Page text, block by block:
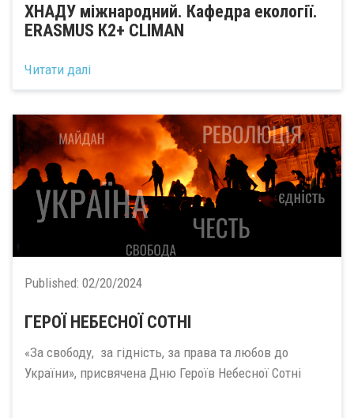
ХНАДУ міжнародний. Кафедра екології.
ERASMUS К2+ CLIMAN
Читати далі
Published: 02/20/2024
ГЕРОЇ НЕБЕСНОЇ СОТНІ
«За свободу, за гідність, за права та любов до
України», присвячена Дню Героїв Небесної Сотні